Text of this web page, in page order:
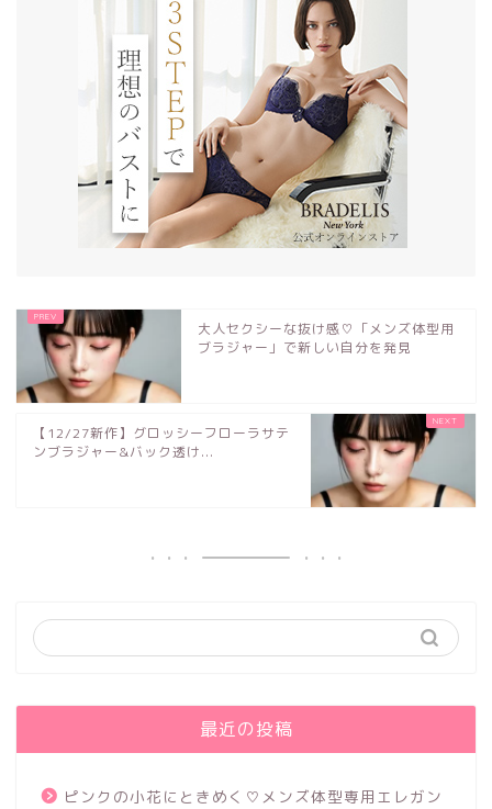
大人セクシーな抜け感♡「メンズ体型用
ブラジャー」で新しい自分を発見
【12/27新作】グロッシーフローラサテ
ンブラジャー&バック透け...
最近の投稿
ピンクの小花にときめく♡メンズ体型専用エレガン